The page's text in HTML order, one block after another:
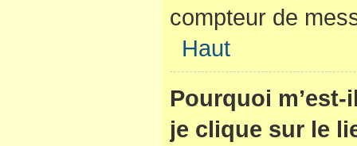
compteur de
Haut
Pourquoi
je clique sur le